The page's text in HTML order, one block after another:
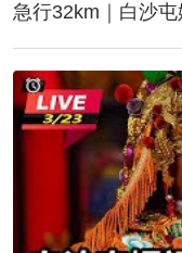
急行32km｜白沙